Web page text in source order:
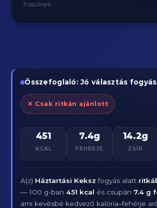
frissülnek.
Összefoglaló: Jó választás
✕ Csak ritkán ajánlott
451
KCAL
7.4g
FEHÉRJE
14.2g
ZSÍR
A(z) Háztartási Keksz fogyás alatt
— 100 g-ban 451 kcal és csupán 7.4 g
ami kevésbé kedvező kalória–fehérje